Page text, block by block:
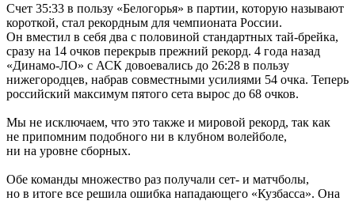
Счет 35:33 в пользу «Белогорья» в партии, которую называют
короткой, стал рекордным для чемпионата России.
Он вместил в себя два с половиной стандартных тай-брейка,
сразу на 14 очков перекрыв прежний рекорд. 4 года назад
«Динамо-ЛО» с АСК довоевались до 26:28 в пользу
нижегородцев, набрав совместными усилиями 54 очка. Теперь
российский максимум пятого сета вырос до 68 очков.
Мы не исключаем, что это также и мировой рекорд, так как
не припомним подобного ни в клубном волейболе,
ни на уровне сборных.
Обе команды множество раз получали сет- и матчболы,
но в итоге все решила ошибка нападающего «Кузбасса». Она